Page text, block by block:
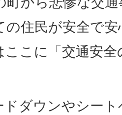
の住民が安全で
ここに「交通安
ドダウンやシー